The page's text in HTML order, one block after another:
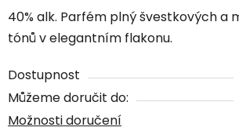
40% alk. Parfém plný švestkových a
tónů v elegantním flakonu.
Dostupnost
Můžeme doručit do:
Možnosti doručení